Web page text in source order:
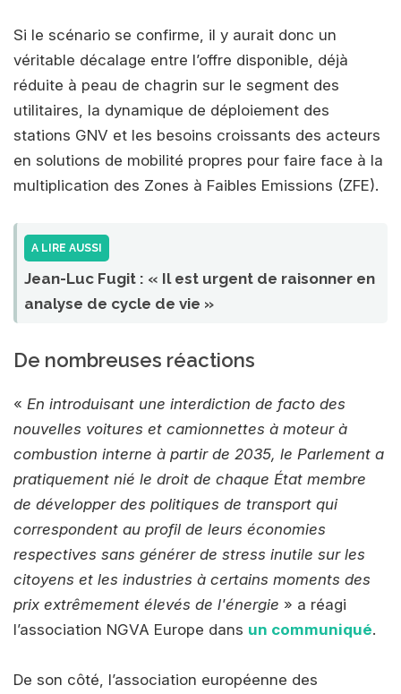
Si le scénario se confirme, il y aurait donc un
véritable décalage entre l’offre disponible, déjà
réduite à peau de chagrin sur le segment des
utilitaires, la dynamique de déploiement des
stations GNV et les besoins croissants des acteurs
en solutions de mobilité propres pour faire face à la
multiplication des Zones à Faibles Emissions (ZFE).
A LIRE AUSSI
Jean-Luc Fugit : « Il est urgent de raisonner en
analyse de cycle de vie »
De nombreuses réactions
« En introduisant une interdiction de facto des
nouvelles voitures et camionnettes à moteur à
combustion interne à partir de 2035, le Parlement a
pratiquement nié le droit de chaque État membre
de développer des politiques de transport qui
correspondent au profil de leurs économies
respectives sans générer de stress inutile sur les
citoyens et les industries à certains moments des
prix extrêmement élevés de l'énergie » a réagi
l’association NGVA Europe dans un communiqué.
De son côté, l’association européenne des